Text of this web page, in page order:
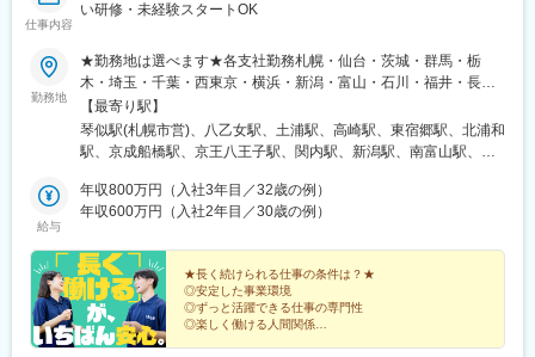
仕事内容
い研修・未経験スタートOK
勤務地
★勤務地は選べます★各支社勤務札幌・仙台・茨城・群馬・栃
木・埼玉・千葉・西東京・横浜・新潟・富山・石川・福井・長
野・静岡・名古屋・三重・京都・大阪・神戸・岡山・広島・愛
媛・福岡・長崎・熊本・鹿児島※U・Iターン歓迎▼北海道・東北北
海道札幌市西区宮城県仙台市泉区▼関東茨城県土浦市群馬県高崎
王子市神奈川県横浜市中区▼北信越新潟県新潟市中央区富山県富
山市石川県金沢市福井県福井市長野県松本市▼東海静岡県静岡市
重県津市▼関西京都府京都市下京区大阪府吹田市大阪府堺市北区
兵庫県神戸市中央区▼中国・四国岡山県岡山市北区広島県広島市
南区愛媛県松山市▼九州福岡県福岡市中央区長崎県長崎市熊本県
熊本市中央区鹿児島県鹿児島市※本人の意思に反した会社側からの
一方的な転勤指示はございません必ず本人と相談、合意の上での
【最寄り駅】
琴似駅(札幌市営)、八乙女駅、土浦駅、高崎駅、東宿郷駅、北浦和
駅、京成船橋駅、京王八王子駅、関内駅、新潟駅、南富山駅、西
駅、尾張一宮駅、津駅、五条駅(京都市営)、江坂駅、三国ケ丘駅
(大阪府)、新神戸駅、大雲寺前駅、比治山橋駅、大手町駅(愛媛
本線)、宇都宮駅東口駅、船橋駅、八王子駅、馬車道駅、南富山駅
前駅、西松本駅、名鉄一宮駅、烏丸駅、百舌鳥八幡駅、春日野道
駅(阪急線)、東中央町駅、比治山下駅、ＪＲ松山駅前駅、めがね橋
駅、鹿児島中央駅前駅、宇都宮駅、大神宮下駅、日本大通り駅、
北松本駅、西一宮駅、四条駅(京都市営)、百舌鳥駅、新西大寺町筋
給与
年収800万円（入社3年目／32歳の例）
年収600万円（入社2年目／30歳の例）
★長く続けられる仕事の条件は？★
◎安定した事業環境
◎ずっと活躍できる仕事の専門性
◎楽しく働ける人間関係